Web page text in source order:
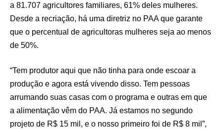
a 81.707 agricultores familiares, 61% deles mulheres.
Desde a recriação, há uma diretriz no PAA que garante
que o percentual de agricultoras mulheres seja ao menos
de 50%.
“Tem produtor aqui que não tinha para onde escoar a
produção e agora está vivendo disso. Tem pessoas
arrumando suas casas com o programa e outras em que
a alimentação vêm do PAA. Já estamos no segundo
projeto de R$ 15 mil, e o nosso primeiro foi de R$ 8 mil”,